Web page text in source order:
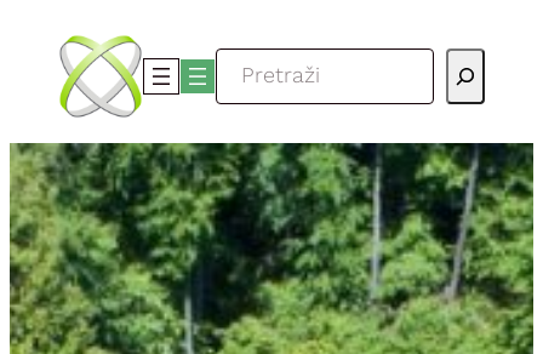
sadržaja
Pretraga